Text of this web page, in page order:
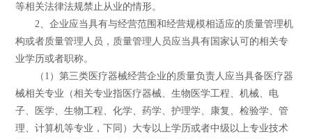
等相关法律法规禁止从业的情形。
2、企业应当具有与经营范围和经营规模相适应的质量管理机
构或者质量管理人员，质量管理人员应当具有国家认可的相关专
业学历或者职称。
（1）第三类医疗器械经营企业的质量负责人应当具备医疗器
械相关专业（相关专业指医疗器械、生物医学工程、机械、电
子、医学、生物工程、化学、药学、护理学、康复、检验学、管
理、计算机等专业，下同）大专以上学历或者中级以上专业技术